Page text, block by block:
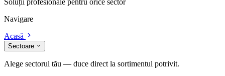
Soluții profesionale pentru orice sector
Navigare
Acasă
Sectoare
Alege sectorul tău — duce direct la sortimentul potrivit.